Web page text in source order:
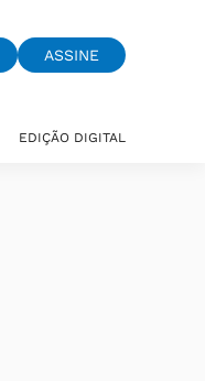
ASSINE
EDIÇÃO DIGITAL